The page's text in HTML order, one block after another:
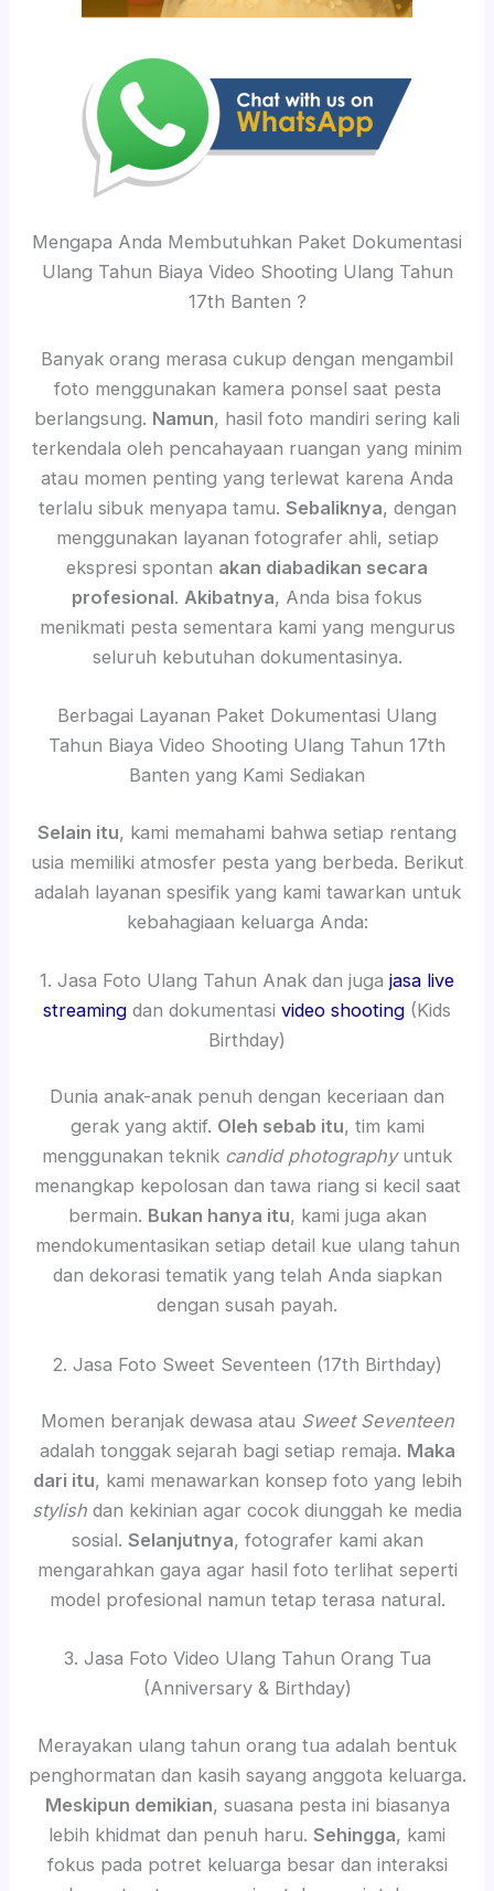
Mengapa Anda Membutuhkan Paket Dokumentasi
Ulang Tahun Biaya Video Shooting Ulang Tahun
17th Banten ?
Banyak orang merasa cukup dengan mengambil
foto menggunakan kamera ponsel saat pesta
berlangsung. Namun, hasil foto mandiri sering kali
terkendala oleh pencahayaan ruangan yang minim
atau momen penting yang terlewat karena Anda
terlalu sibuk menyapa tamu. Sebaliknya, dengan
menggunakan layanan fotografer ahli, setiap
ekspresi spontan akan diabadikan secara
profesional. Akibatnya, Anda bisa fokus
menikmati pesta sementara kami yang mengurus
seluruh kebutuhan dokumentasinya.
Berbagai Layanan Paket Dokumentasi Ulang
Tahun Biaya Video Shooting Ulang Tahun 17th
Banten yang Kami Sediakan
Selain itu, kami memahami bahwa setiap rentang
usia memiliki atmosfer pesta yang berbeda. Berikut
adalah layanan spesifik yang kami tawarkan untuk
kebahagiaan keluarga Anda:
1. Jasa Foto Ulang Tahun Anak dan juga jasa live
streaming dan dokumentasi video shooting (Kids
Birthday)
Dunia anak-anak penuh dengan keceriaan dan
gerak yang aktif. Oleh sebab itu, tim kami
menggunakan teknik candid photographyuntuk
menangkap kepolosan dan tawa riang si kecil saat
bermain. Bukan hanya itu, kami juga akan
mendokumentasikan setiap detail kue ulang tahun
dan dekorasi tematik yang telah Anda siapkan
dengan susah payah.
2. Jasa Foto Sweet Seventeen (17th Birthday)
Momen beranjak dewasa atau Sweet Seventeen
adalah tonggak sejarah bagi setiap remaja. Maka
dari itu, kami menawarkan konsep foto yang lebih
stylish dan kekinian agar cocok diunggah ke media
sosial. Selanjutnya, fotografer kami akan
mengarahkan gaya agar hasil foto terlihat seperti
model profesional namun tetap terasa natural.
3. Jasa Foto Video Ulang Tahun Orang Tua
(Anniversary & Birthday)
Merayakan ulang tahun orang tua adalah bentuk
penghormatan dan kasih sayang anggota keluarga.
Meskipun demikian, suasana pesta ini biasanya
lebih khidmat dan penuh haru. Sehingga, kami
fokus pada potret keluarga besar dan interaksi